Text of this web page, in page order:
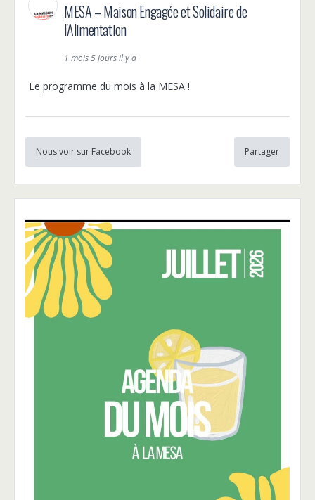
MESA – Maison Engagée et Solidaire de
l'Alimentation
1 mois 5 jours il y a
Le programme du mois à la MESA !
Nous voir sur Facebook Partager